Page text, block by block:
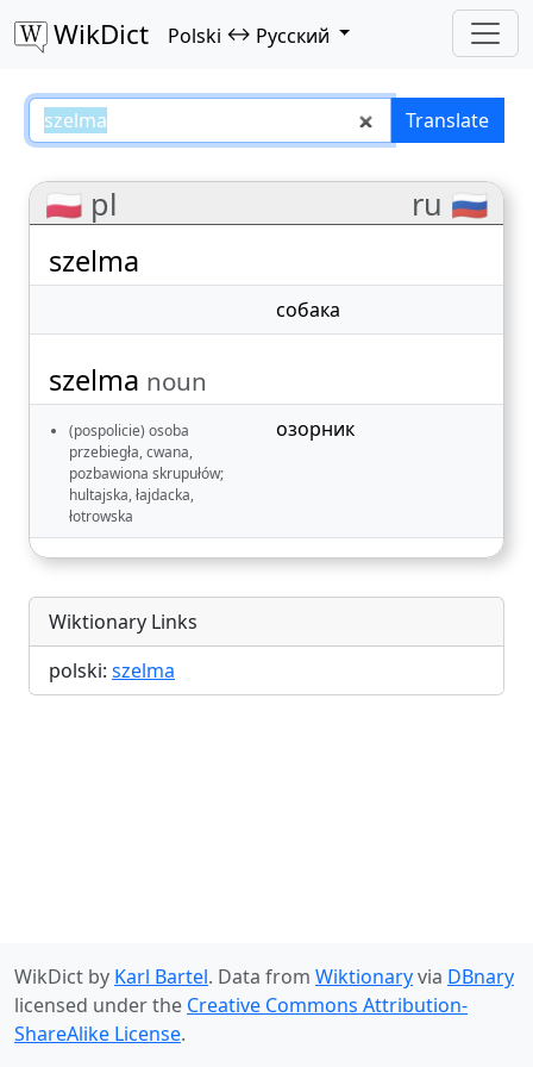
WikDict Polski ↔ Русский
szelma – Polski–РусскийTranslate
🇵🇱 pl ru 🇷🇺
szelma
собака
szelma noun
(pospolicie) osoba
przebiegła, cwana,
pozbawiona skrupułów;
hultajska, łajdacka,
łotrowska
озорник
Wiktionary Links
polski: szelma
WikDict by Karl Bartel. Data from Wiktionaryvia DBnary
licensed under the Creative Commons Attribution-
ShareAlike License.